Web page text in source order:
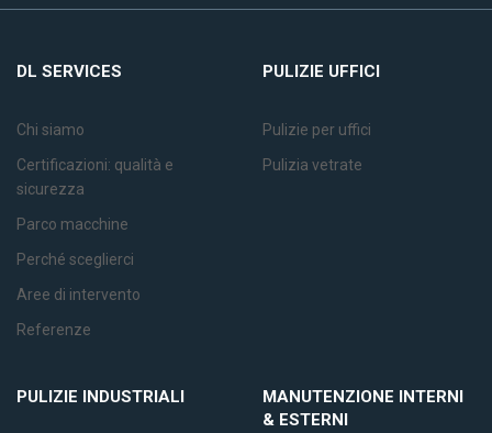
DL SERVICES
Chi siamo
Certificazioni: qualità e
sicurezza
Parco macchine
Perché sceglierci
Aree di intervento
Referenze
PULIZIE UFFICI
Pulizie per uffici
Pulizia vetrate
PULIZIE INDUSTRIALI MANUTENZIONE INTERNI
& ESTERNI